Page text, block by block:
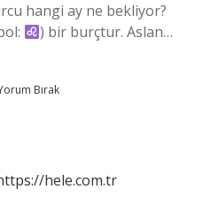
hangi ay ne bekliyor?
) bir burçtur. Aslan…
Bırak
hele.com.tr